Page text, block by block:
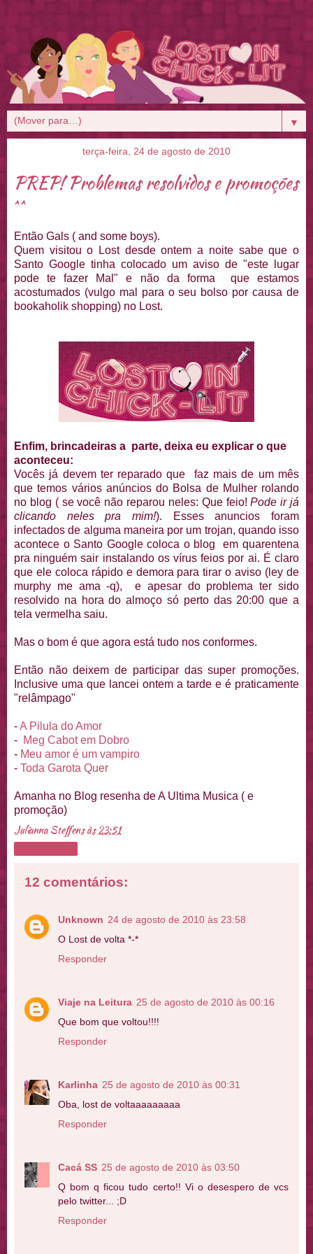
▼
terça-feira, 24 de agosto de 2010
PREP! Problemas resolvidos e promoções
^^
Então Gals ( and some boys).
Quem visitou o Lost desde ontem a noite sabe que o
Santo Google tinha colocado um aviso de "este lugar
pode te fazer Mal" e não da forma que estamos
acostumados (vulgo mal para o seu bolso por causa de
bookaholik shopping) no Lost.
Enfim, brincadeiras a parte, deixa eu explicar o que
aconteceu:
Vocês já devem ter reparado que faz mais de um mês
que temos vários anúncios do Bolsa de Mulher rolando
no blog ( se você não reparou neles: Que feio!Pode ir já
clicando neles pra mim!). Esses anuncios foram
infectados de alguma maneira por um trojan, quando isso
acontece o Santo Google coloca o blog em quarentena
pra ninguém sair instalando os vírus feios por ai. É claro
que ele coloca rápido e demora para tirar o aviso (ley de
murphy me ama -q), e apesar do problema ter sido
resolvido na hora do almoço só perto das 20:00 que a
tela vermelha saiu.
Mas o bom é que agora está tudo nos conformes.
Então não deixem de participar das super promoções.
Inclusive uma que lancei ontem a tarde e é praticamente
"relâmpago"
-A Pilula do Amor
- Meg Cabot em Dobro
- Meu amor é um vampiro
- Toda Garota Quer
Amanha no Blog resenha de A Ultima Musica ( e
promoção)
Julianna Steffensàs23:51
12 comentários:
Unknown 24 de agosto de 2010 às 23:58
O Lost de volta *-*
Responder
Viaje na Leitura 25 de agosto de 2010 às 00:16
Que bom que voltou!!!!
Responder
Karlinha 25 de agosto de 2010 às 00:31
Oba, lost de voltaaaaaaaaa
Responder
Cacá SS 25 de agosto de 2010 às 03:50
Q bom q ficou tudo certo!! Vi o desespero de vcs
pelo twitter... ;D
Responder